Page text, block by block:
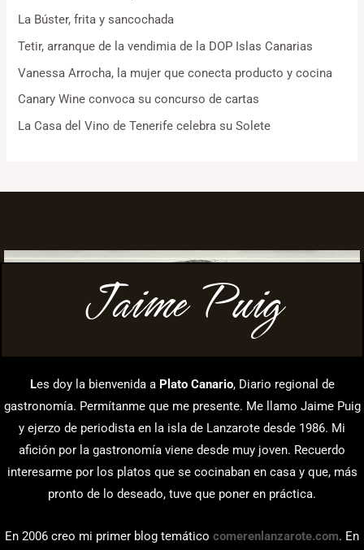
La Búster, frita y sancochada
Tetir, arranque de la vendimia de la DOP Islas Canarias
Vanessa Arrocha, la mujer que conecta producto y cocina
Canary Wine convoca su concurso de cartas
La Casa del Vino de Tenerife celebra su Solete
Jaime Puig
Les doy la bienvenida a Plato Canario, Diario regional de
gastronomía. Permítanme que me presente. Me llamo Jaime Puig
y ejerzo de periodista en la isla de Lanzarote desde 1986. Mi
afición por la gastronomía viene desde muy joven. Recuerdo
interesarme por los platos que se cocinaban en casa y que, más
pronto de lo deseado, tuve que poner en práctica.
En 2006 creo mi primer blog temático comerenlanzarote.com. En